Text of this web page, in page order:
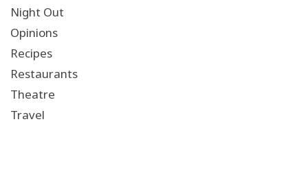
Night Out
Opinions
Recipes
Restaurants
Theatre
Travel